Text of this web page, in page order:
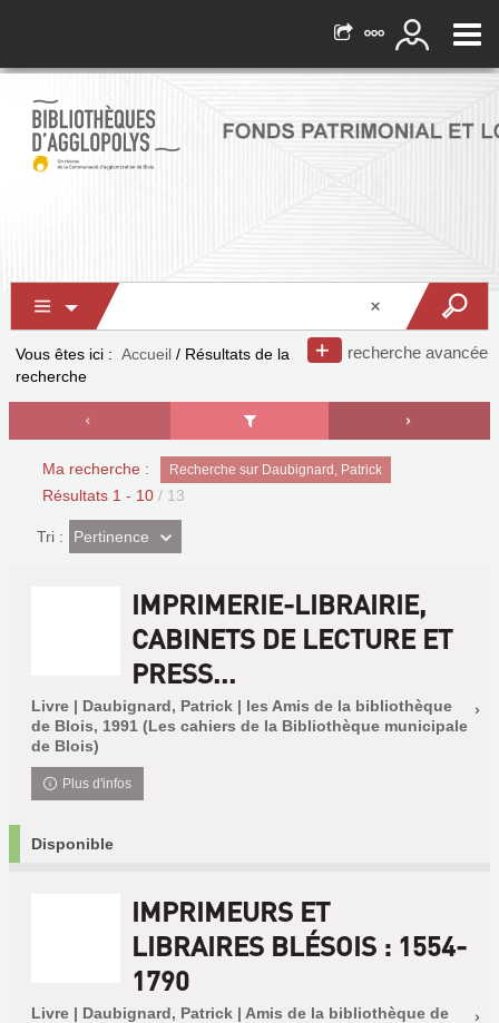
recherche avancée
Vous êtes ici : Accueil / Résultats de la
recherche
Ma recherche : Recherche sur Daubignard, Patrick
Résultats 1 - 10 / 13
Tri : (Effet
imédiat)
Pertinence
IMPRIMERIE-LIBRAIRIE,
CABINETS DE LECTURE ET
PRESS...
Livre | Daubignard, Patrick | les Amis de la bibliothèque
de Blois, 1991 (Les cahiers de la Bibliothèque municipale
de Blois)
Plus d'infos
Disponible
IMPRIMEURS ET
LIBRAIRES BLÉSOIS : 1554-
1790
Livre | Daubignard, Patrick | Amis de la bibliothèque de